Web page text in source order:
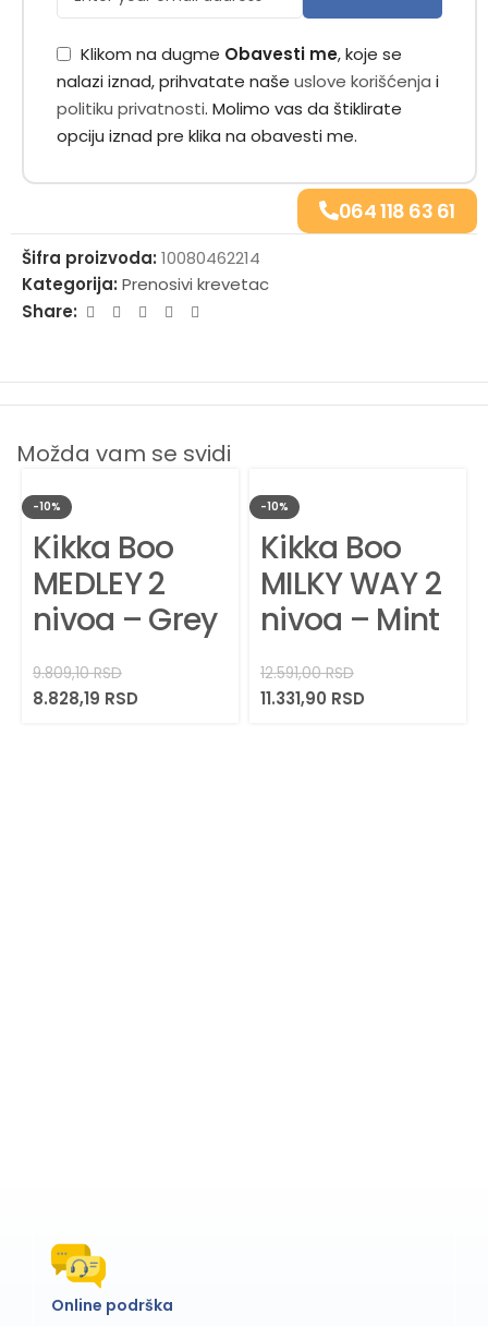
Klikom na dugme Obavesti me, koje se
nalazi iznad, prihvatate naše uslove korišćenja i
politiku privatnosti. Molimo vas da štiklirate
opciju iznad pre klika na obavesti me.
064 118 63 61
Šifra proizvoda: 10080462214
Kategorija: Prenosivi krevetac
Share:
Možda vam se svidi
-10%
Kikka Boo
MEDLEY 2
nivoa – Grey
9.809,10RSD
8.828,19 RSD
-10%
Kikka Boo
MILKY WAY 2
nivoa – Mint
12.591,00RSD
11.331,90 RSD
Online podrška